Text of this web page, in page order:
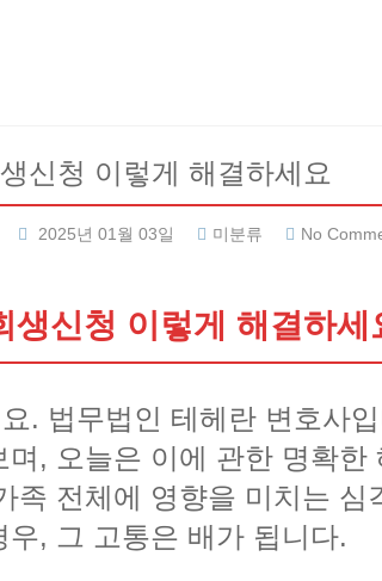
신청 이렇게 해결하세요
2025년 01월 03일 미분류 No
생신청 이렇게 해결하세
. 법무법인 테헤란 변호사
며, 오늘은 이에 관한 명확
족 전체에 영향을 미치는
우, 그 고통은 배가 됩니다.